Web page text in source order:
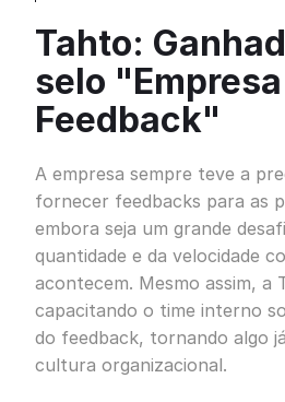
Tahto:
selo
Feedback"
A empresa sempre teve a
fornecer feedbacks para as
embora seja um grande
quantidade e da velocidade
acontecem. Mesmo assim, a
capacitando o time interno
do feedback, tornando algo
cultura organizacional.